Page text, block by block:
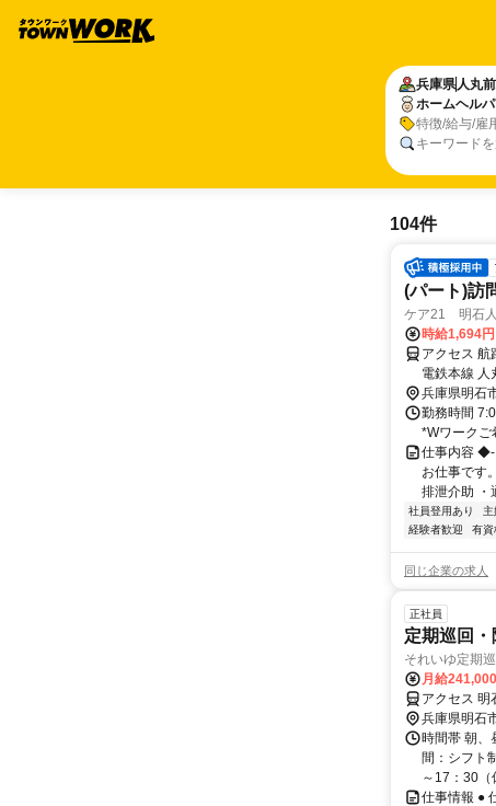
兵庫県人丸
ホームヘルパ
特徴/給与/雇
キーワード
104件
(パート)訪
ケア21 明石
時給1,694
アクセス 航
電鉄本線 人
兵庫県明石
勤務時間
*Wワークご
仕事内容 ◆-
お仕事です
排泄介助 ・
社員登用あり
経験者歓迎
有資
同じ企業の求人
正社員
定期巡回
それいゆ定期
月給
アクセス 明
兵庫県明石
時間帯 朝、
間：シフト
～17：30（
仕事情報 ●